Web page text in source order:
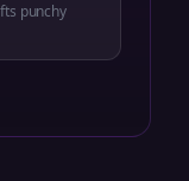
punchy